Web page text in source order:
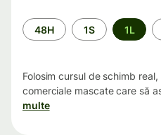
Perioada
48H 1S 1L
Folosim cursul de schimb
comerciale mascate care să
multe